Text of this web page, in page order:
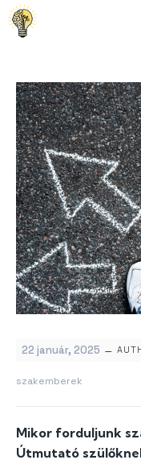
22 január, 2025 –
szakemberek
Mikor forduljunk
Útmutató